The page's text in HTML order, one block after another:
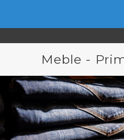
Meble -